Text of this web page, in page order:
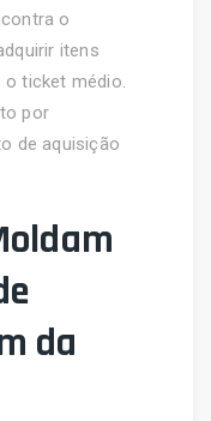
o
itens
o ticket médio.
por
de aquisição
da